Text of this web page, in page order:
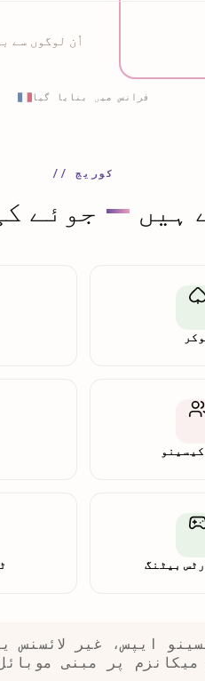
اُن لوگوں سے
فرانس میں بنایا گیا
// کوریج
ہیں — جوئے
بیٹنگ
ایپس، غیر لائسنس
پر مبنی